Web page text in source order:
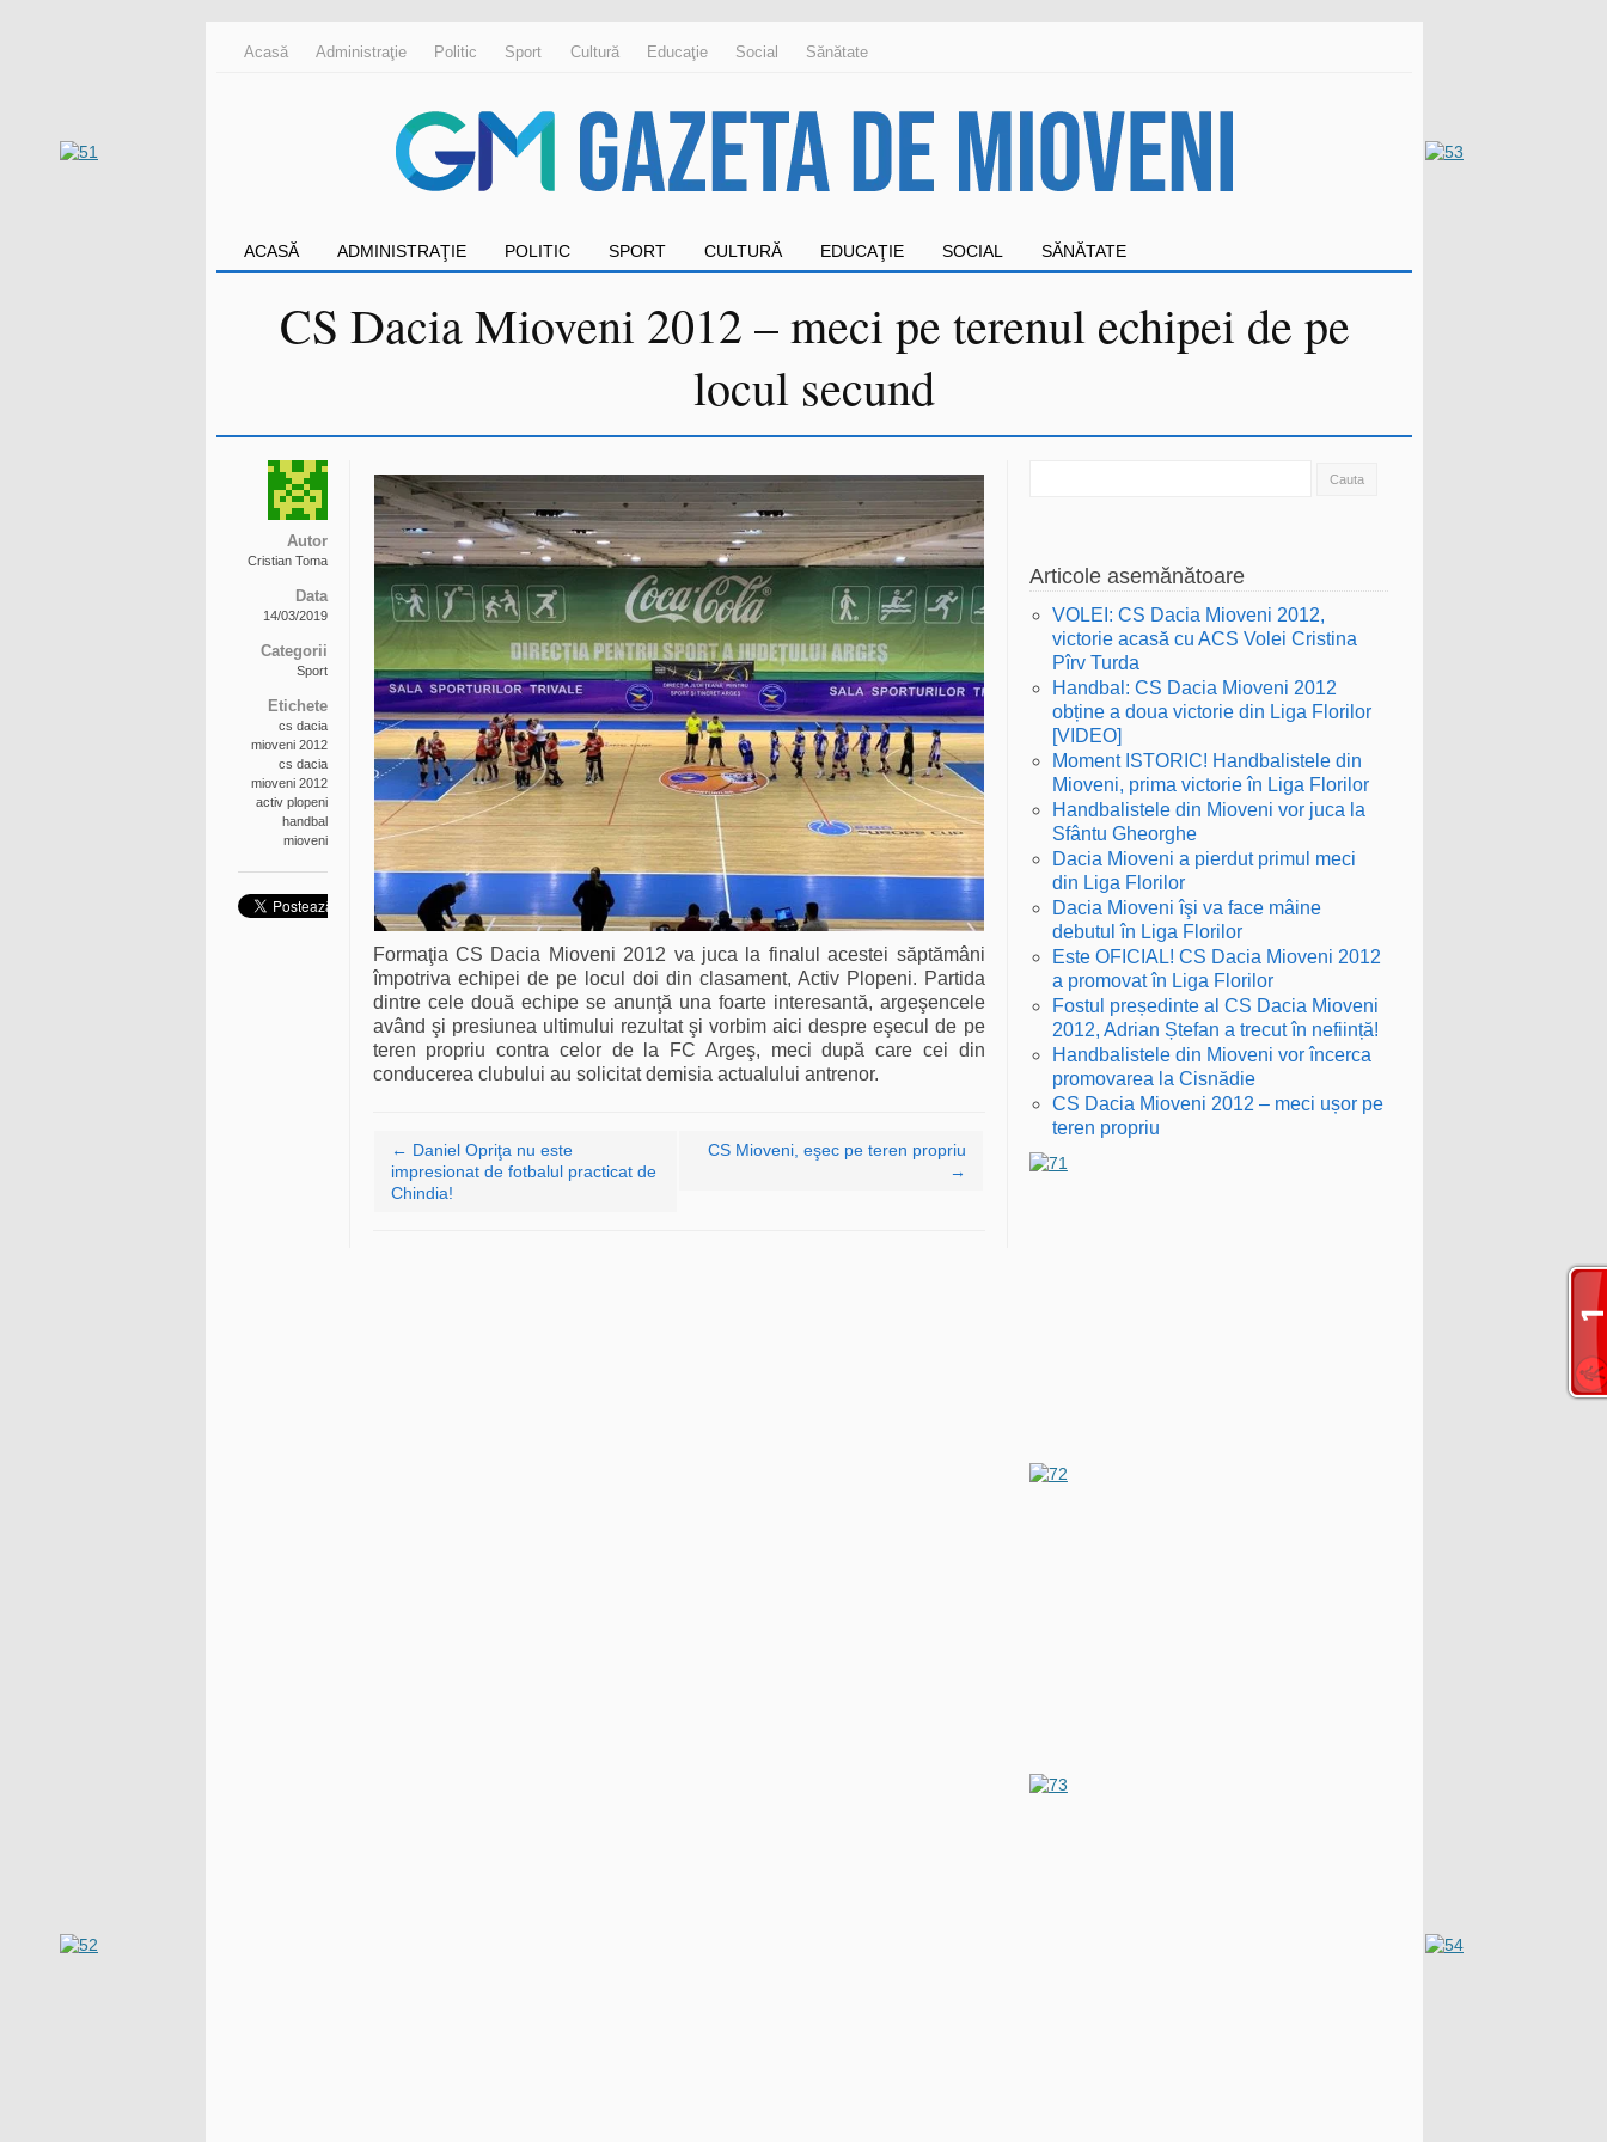
Acasă Administraţie Politic Sport Cultură Educaţie Social Sănătate
ACASĂ ADMINISTRAŢIE POLITIC SPORT CULTURĂ EDUCAŢIE SOCIAL SĂNĂTATE
CS Dacia Mioveni 2012 – meci pe terenul echipei de pe
locul secund
Autor
Cristian Toma
Data
14/03/2019
Categorii
Sport
Etichete
cs dacia
mioveni 2012
cs dacia
mioveni 2012
activ plopeni
handbal
mioveni
Formaţia CS Dacia Mioveni 2012 va juca la finalul acestei săptămâni
împotriva echipei de pe locul doi din clasament, Activ Plopeni. Partida
dintre cele două echipe se anunţă una foarte interesantă, argeşencele
având şi presiunea ultimului rezultat şi vorbim aici despre eşecul de pe
teren propriu contra celor de la FC Argeş, meci după care cei din
conducerea clubului au solicitat demisia actualului antrenor.
Navigare articole
← Daniel Opriţa nu este
impresionat de fotbalul practicat de
Chindia!
CS Mioveni, eşec pe teren propriu
→
Articole asemănătoare
VOLEI: CS Dacia Mioveni 2012,
victorie acasă cu ACS Volei Cristina
Pîrv Turda
Handbal: CS Dacia Mioveni 2012
obține a doua victorie din Liga Florilor
[VIDEO]
Moment ISTORIC! Handbalistele din
Mioveni, prima victorie în Liga Florilor
Handbalistele din Mioveni vor juca la
Sfântu Gheorghe
Dacia Mioveni a pierdut primul meci
din Liga Florilor
Dacia Mioveni îşi va face mâine
debutul în Liga Florilor
Este OFICIAL! CS Dacia Mioveni 2012
a promovat în Liga Florilor
Fostul președinte al CS Dacia Mioveni
2012, Adrian Ștefan a trecut în neființă!
Handbalistele din Mioveni vor încerca
promovarea la Cisnădie
CS Dacia Mioveni 2012 – meci ușor pe
teren propriu